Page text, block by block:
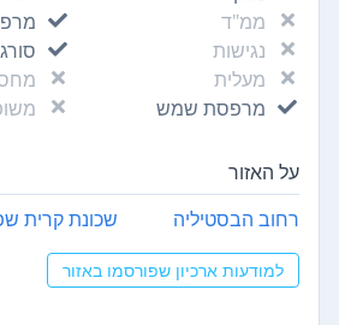
ממ"ד
נגישות
מעלית
מרפסת שמש
על האזור
רחוב הבסטיליה שכונת קרית
למודעות ארכיון שפורסמו באזור